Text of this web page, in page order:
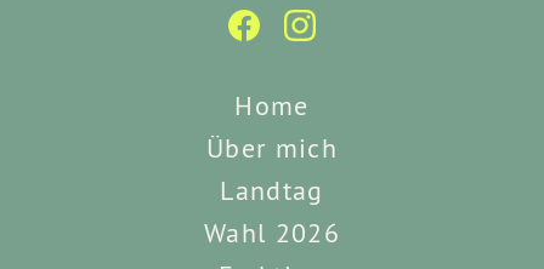
Home
Über mich
Landtag
Wahl 2026